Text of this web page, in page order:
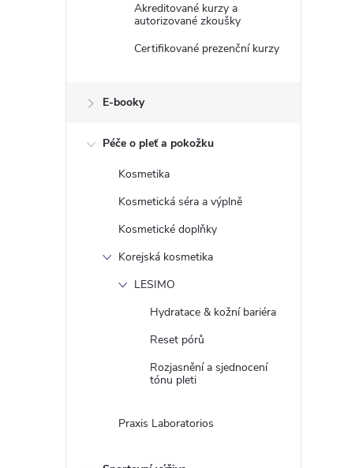
Akreditované kurzy a
autorizované zkoušky
Certifikované prezenční kurzy
E-booky
Péče o pleť a pokožku
Kosmetika
Kosmetická séra a výplně
Kosmetické doplňky
Korejská kosmetika
LESIMO
Hydratace & kožní bariéra
Reset pórů
Rozjasnění a sjednocení
tónu pleti
Praxis Laboratorios